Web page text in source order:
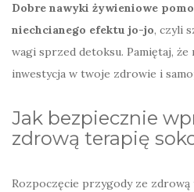
Dobre nawyki żywieniowe
niechcianego efektu jo-jo, czyli
wagi sprzed detoksu. Pamiętaj, że
inwestycja w twoje zdrowie i
Jak bezpiecznie
zdrową terapię
Rozpoczęcie przygody ze